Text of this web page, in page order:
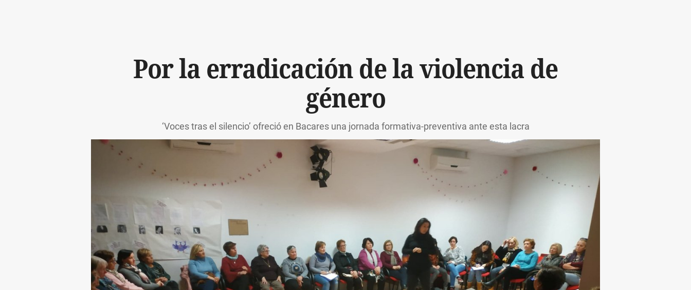
Por la erradicación de la violencia de
género
‘Voces tras el silencio’ ofreció en Bacares una jornada formativa-preventiva ante esta lacra